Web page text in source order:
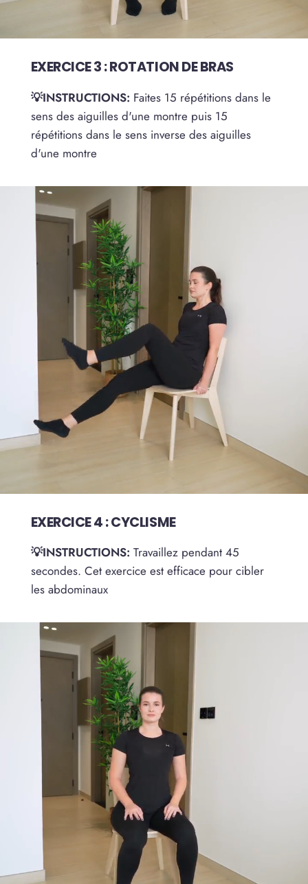
EXERCICE 3 : ROTATION DE BRAS
💡INSTRUCTIONS: Faites 15 répétitions dans le
sens des aiguilles d'une montre puis 15
répétitions dans le sens inverse des aiguilles
d'une montre
EXERCICE 4 : CYCLISME
💡INSTRUCTIONS: Travaillez pendant 45
secondes. Cet exercice est efficace pour cibler
les abdominaux